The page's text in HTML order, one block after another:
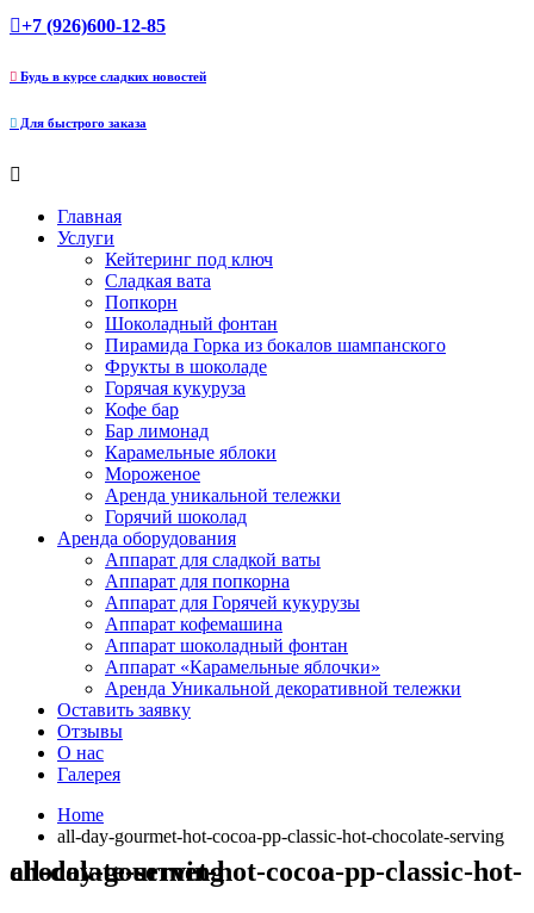
+7 (926)600-12-85
Будь в курсе сладких новостей
Для быстрого заказа
Главная
Услуги
Кейтеринг под ключ
Сладкая вата
Попкорн
Шоколадный фонтан
Пирамида Горка из бокалов шампанского
Фрукты в шоколаде
Горячая кукуруза
Кофе бар
Бар лимонад
Карамельные яблоки
Мороженое
Аренда уникальной тележки
Горячий шоколад
Аренда оборудования
Аппарат для сладкой ваты
Аппарат для попкорна
Аппарат для Горячей кукурузы
Аппарат кофемашина
Аппарат шоколадный фонтан
Аппарат «Карамельные яблочки»
Аренда Уникальной декоративной тележки
Оставить заявку
Отзывы
О нас
Галерея
Home
all-day-gourmet-hot-cocoa-pp-classic-hot-chocolate-serving
all-day-gourmet-hot-cocoa-pp-classic-hot-chocolate-serving